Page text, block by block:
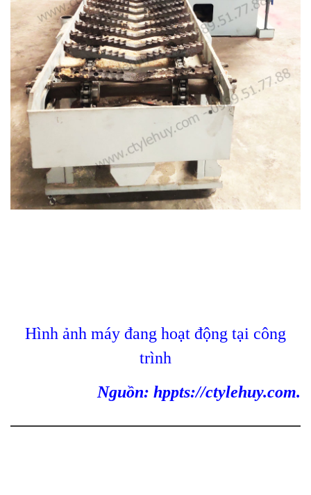
Hình ảnh máy đang hoạt động tại công
trình
Nguồn: hppts://ctylehuy.com.